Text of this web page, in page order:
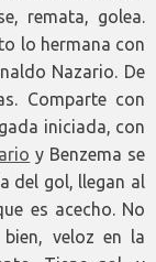
remata, golea.
lo hermana con
Nazario. De
Comparte con
iniciada, con
y Benzema se
del gol, llegan al
es acecho. No
veloz en la